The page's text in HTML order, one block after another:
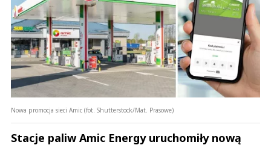
Nowa promocja sieci Amic (fot. Shutterstock/Mat. Prasowe)
Stacje paliw Amic Energy uruchomiły nową